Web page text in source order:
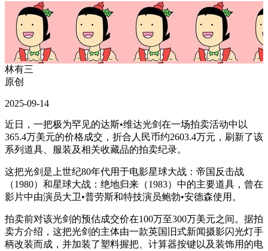
林有三
原创
2025-09-14
近日，一把极为罕见的达斯•维达光剑在一场拍卖活动中以
365.4万美元的价格成交，折合人民币约2603.4万元，刷新了该
系列道具、服装及相关收藏品的拍卖纪录。
这把光剑是上世纪80年代用于电影星球大战：帝国反击战
（1980）和星球大战：绝地归来（1983）中的主要道具，曾在
影片中由演员大卫•普劳斯和特技演员鲍勃•安德森使用。
拍卖前对该光剑的预估成交价在100万至300万美元之间。据拍
卖方介绍，这把光剑的主体由一款英国旧式新闻摄影闪光灯手
柄改装而成，并加装了塑料握把、计算器按键以及装饰用的电